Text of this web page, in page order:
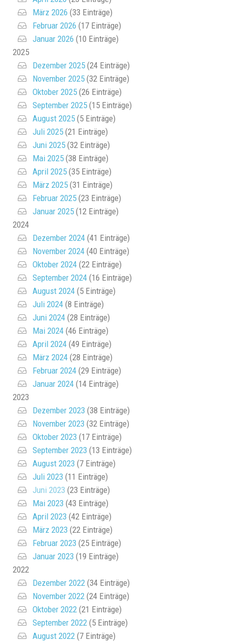
März 2026 (33 Einträge)
Februar 2026 (17 Einträge)
Januar 2026 (10 Einträge)
2025
Dezember 2025 (24 Einträge)
November 2025 (32 Einträge)
Oktober 2025 (26 Einträge)
September 2025 (15 Einträge)
August 2025 (5 Einträge)
Juli 2025 (21 Einträge)
Juni 2025 (32 Einträge)
Mai 2025 (38 Einträge)
April 2025 (35 Einträge)
März 2025 (31 Einträge)
Februar 2025 (23 Einträge)
Januar 2025 (12 Einträge)
2024
Dezember 2024 (41 Einträge)
November 2024 (40 Einträge)
Oktober 2024 (22 Einträge)
September 2024 (16 Einträge)
August 2024 (5 Einträge)
Juli 2024 (8 Einträge)
Juni 2024 (28 Einträge)
Mai 2024 (46 Einträge)
April 2024 (49 Einträge)
März 2024 (28 Einträge)
Februar 2024 (29 Einträge)
Januar 2024 (14 Einträge)
2023
Dezember 2023 (38 Einträge)
November 2023 (32 Einträge)
Oktober 2023 (17 Einträge)
September 2023 (13 Einträge)
August 2023 (7 Einträge)
Juli 2023 (11 Einträge)
Juni 2023 (23 Einträge)
Mai 2023 (43 Einträge)
April 2023 (42 Einträge)
März 2023 (22 Einträge)
Februar 2023 (25 Einträge)
Januar 2023 (19 Einträge)
2022
Dezember 2022 (34 Einträge)
November 2022 (24 Einträge)
Oktober 2022 (21 Einträge)
September 2022 (5 Einträge)
August 2022 (7 Einträge)